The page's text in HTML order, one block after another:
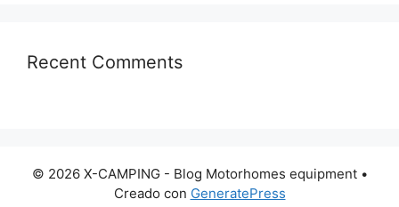
Recent Comments
© 2026 X-CAMPING - Blog Motorhomes equipment•
Creado con GeneratePress